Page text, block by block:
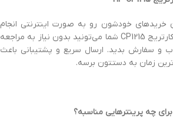
خریدهای خودشون رو به صورت اینترنتی انجام
بدن. با امکان خرید آنلاین کارتریج CP1215 شما می‌تونید بدون نیاز به مراجعه
و سفارش بدید. ارسال سریع و پشتیبانی باعث
زمان به دستتون برسه.